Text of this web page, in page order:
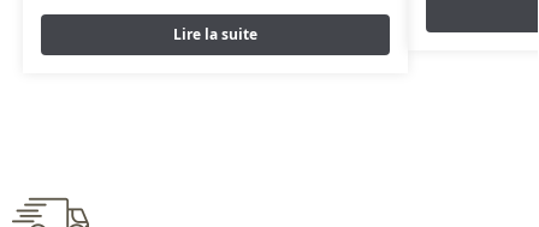
Lire la suite